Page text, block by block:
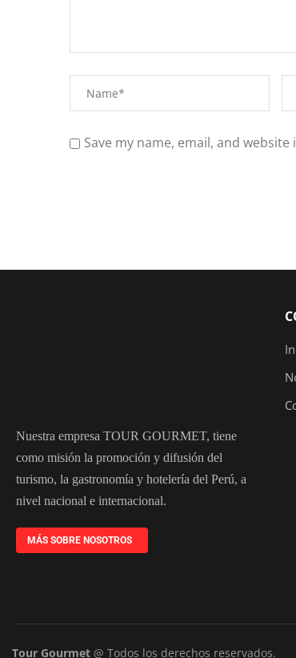
Save my name, email, and
Nuestra empresa TOUR GOURMET, tiene
como misión la promoción y difusión del
turismo, la gastronomía y hotelería del Perú, a
nivel nacional e internacional.
MÁS SOBRE NOSOTROS
Tour Gourmet @ Todos los derechos reservados.